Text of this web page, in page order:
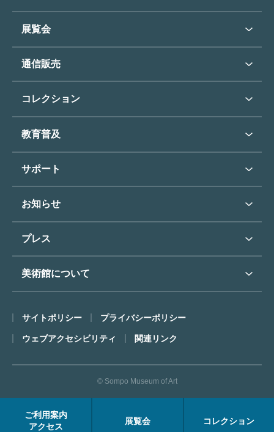
ご利用案内
アクセス
展覧会 コレクション
ご利用案内トップ
開館時間・休館日
アクセス
団体のご利用について
バリアフリー／小さなお子様
フロアマップ
ミュージアムショップ
カフェ
展覧会
展覧会・イベントトップ
次回の展覧会
展覧会スケジュール
過去の展覧会
通信販売
通信販売トップ
コレクション
コレクショントップ
東郷青児
コレクションハイライト
教育普及
教育普及トップ
オンラインで美術鑑賞
博物館実習について
サポート
よくあるご質問
東郷⻘児作品著作権申請
お知らせ
お知らせトップ
プレス
プレスリリーストップ
美術館について
ごあいさつ
コンセプト
沿革
FACEアーカイブス
サイトポリシー プライバシーポリシー
ウェブアクセシビリティ 関連リンク
© Sompo Museum of Art